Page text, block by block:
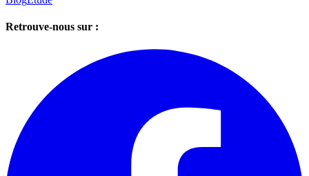
Retrouve-nous sur :